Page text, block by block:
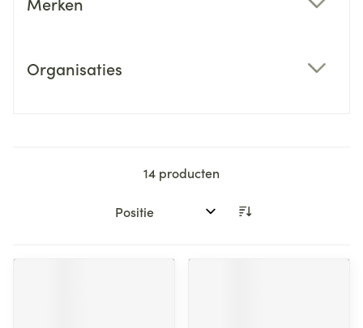
Organisaties
14 producten
Sorteer op: